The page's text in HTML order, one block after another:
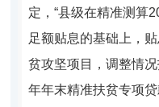
定，“县级在精准测算
足额贴息的基础上，
贫攻坚项目，调整情
年年末精准扶贫专项